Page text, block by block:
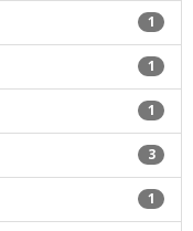
1
1
1
3
1